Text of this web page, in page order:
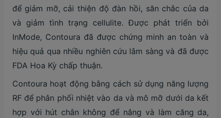
để giảm mỡ, cải thiện độ đàn hồi, săn chắc của da
và giảm tình trạng cellulite. Được phát triển bởi
InMode, Contoura đã được chứng minh an toàn và
hiệu quả qua nhiều nghiên cứu lâm sàng và đã được
FDA Hoa Kỳ chấp thuận.
Contoura hoạt động bằng cách sử dụng năng lượng
RF để phân phối nhiệt vào da và mô mỡ dưới da kết
hợp với hút chân không để nâng và làm căng da,